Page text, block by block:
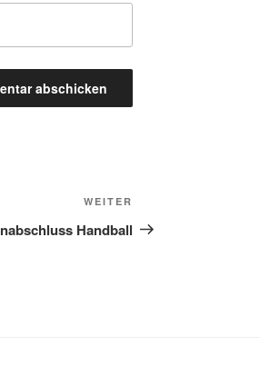
Beitrag
WEITER
Handball